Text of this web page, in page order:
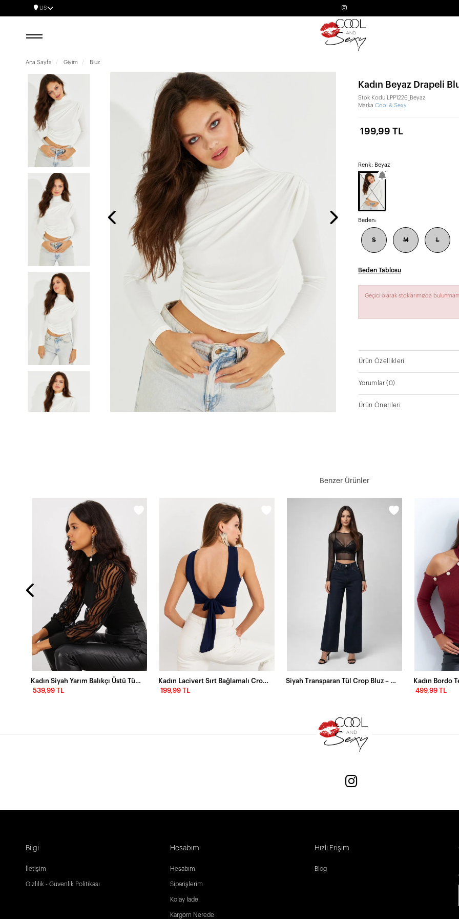
US
Ana Sayfa Giyim Bluz
Kadın Beyaz Drapeli
Stok Kodu
LPP1226_Beyaz
Marka Cool & Sexy
199,99 TL
Renk: Beyaz
Beden:
S M L
Beden Tablosu
Geçici olarak stoklarımızda
Ürün Özellikleri
Yorumlar(0)
Ürün Önerileri
Benzer Ürünler
539,99 TL
199,99 TL
499,99 TL
Bilgi
İletişim
Gizlilik - Güvenlik Politikası
Hesabım
Hesabım
Siparişlerim
Kolay İade
Kargom Nerede
Hızlı Erişim
Blog